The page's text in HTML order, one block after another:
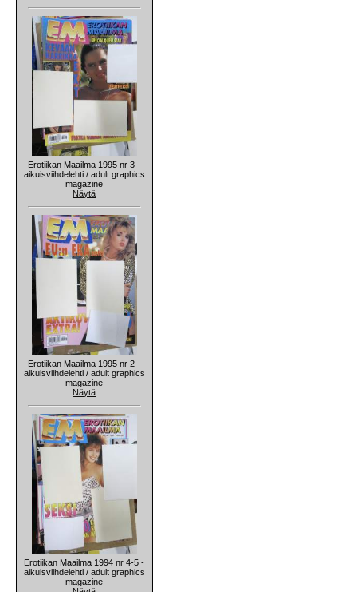
Erotiikan Maailma 1995 nr 3 -
aikuisviihdelehti / adult graphics
magazine
Näytä
Erotiikan Maailma 1995 nr 2 -
aikuisviihdelehti / adult graphics
magazine
Näytä
Erotiikan Maailma 1994 nr 4-5 -
aikuisviihdelehti / adult graphics
magazine